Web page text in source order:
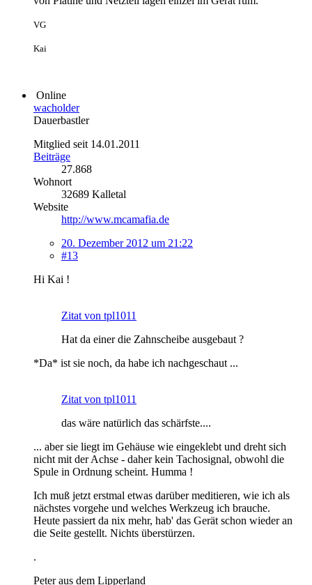
VG
Kai
Online
wacholder
Dauerbastler
Mitglied seit 14.01.2011
Beiträge
27.868
Wohnort
32689 Kalletal
Website
http://www.mcamafia.de
20. Dezember 2012 um 21:22
#13
Hi Kai !
Zitat von tpl1011
Hat da einer die Zahnscheibe ausgebaut ?
*Da* ist sie noch, da habe ich nachgeschaut ...
Zitat von tpl1011
das wäre natürlich das schärfste....
... aber sie liegt im Gehäuse wie eingeklebt und dreht sich
nicht mit der Achse - daher kein Tachosignal, obwohl die
Spule in Ordnung scheint. Humma !
Ich muß jetzt erstmal etwas darüber meditieren, wie ich als
nächstes vorgehe und welches Werkzeug ich brauche.
Heute passiert da nix mehr, hab' das Gerät schon wieder an
die Seite gestellt. Nichts überstürzen.
.
Peter aus dem Lipperland